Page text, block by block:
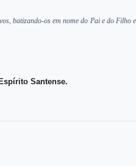
batizando-os em nome do Pai e do Filho e
Santense.